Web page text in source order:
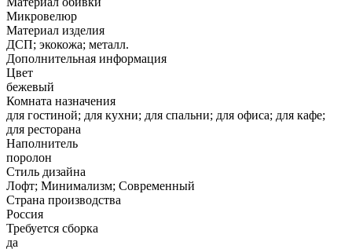
Микровелюр
Материал изделия
ДСП; экокожа; металл.
Дополнительная информация
Цвет
бежевый
Комната назначения
для гостиной; для кухни; для спальни; для офиса; для кафе;
для ресторана
Наполнитель
поролон
Стиль дизайна
Лофт; Минимализм; Современный
Страна производства
Россия
Требуется сборка
да